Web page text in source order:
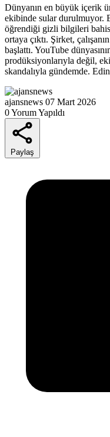
Dünyanın en büyük içerik
ekibinde sular durulmuyor.
öğrendiği gizli bilgileri
ortaya çıktı. Şirket,
başlattı. YouTube
prodüksiyonlarıyla değil,
skandalıyla gündemde.
ajansnews 07 Mart 2026
0 Yorum Yapıldı
Paylaş